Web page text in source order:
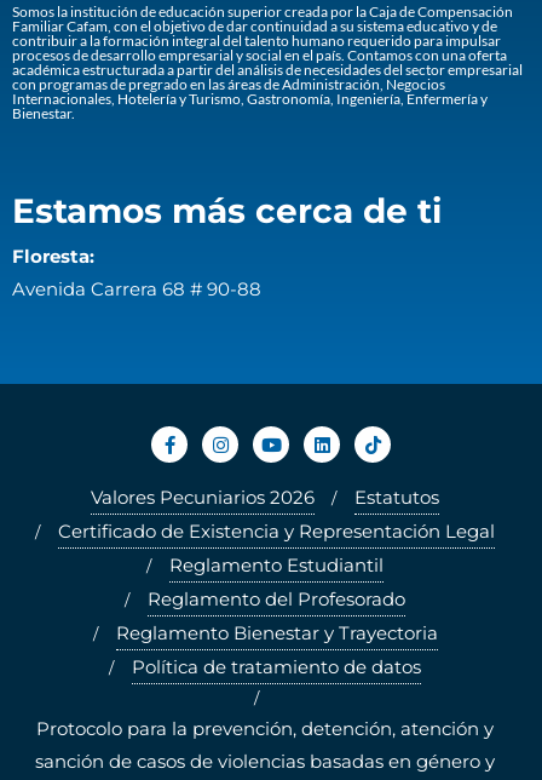
Somos la institución de educación superior creada por la Caja de Compensación
Familiar Cafam, con el objetivo de dar continuidad a su sistema educativo y de
contribuir a la formación integral del talento humano requerido para impulsar
procesos de desarrollo empresarial y social en el país. Contamos con una oferta
académica estructurada a partir del análisis de necesidades del sector empresarial
con programas de pregrado en las áreas de Administración, Negocios
Internacionales, Hotelería y Turismo, Gastronomía, Ingeniería, Enfermería y
Bienestar.
Estamos más cerca de ti
Floresta:
Avenida Carrera 68 # 90-88
Valores Pecuniarios 2026
Estatutos
Certificado de Existencia y Representación Legal
Reglamento Estudiantil
Reglamento del Profesorado
Reglamento Bienestar y Trayectoria
Política de tratamiento de datos
Protocolo para la prevención, detención, atención y
sanción de casos de violencias basadas en género y